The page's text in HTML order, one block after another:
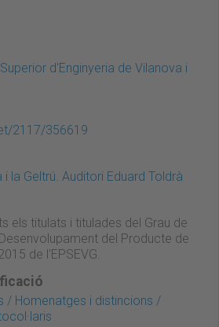
d'Enginyeria de Vilanova i
2117/356619
i la Geltrú. Auditori Eduard Toldrà
els titulats i titulades del Grau de
del Producte de
de l'EPSEVG.
/ Homenatges i distincions /